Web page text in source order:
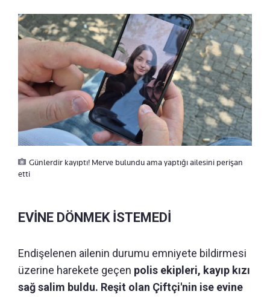
Günlerdir kayıptı! Merve bulundu ama yaptığı ailesini perişan
etti
EVİNE DÖNMEK İSTEMEDİ
Endişelenen ailenin durumu emniyete bildirmesi
üzerine harekete geçen polis ekipleri, kayıp kızı
sağ salim buldu. Reşit olan Çiftçi'nin ise evine